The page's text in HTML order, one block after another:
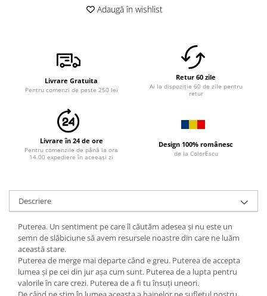
Adaugă în wishlist
Livrare Gratuita
Pentru comenzi de peste 250 lei
Retur 60 zile
Ai la dispoziție 60 de zile pentru
retur
Livrare în 24 de ore
Pentru comenzile de până la ora
14.00 expediere în aceeași zi
Design 100% românesc
de la ColorEscu
Descriere
Puterea. Un sentiment pe care îl căutăm adesea și nu este un
semn de slăbiciune să avem resursele noastre din care ne luăm
această stare.
Puterea de merge mai departe când e greu. Puterea de accepta
lumea și pe cei din jur așa cum sunt. Puterea de a lupta pentru
valorile în care crezi. Puterea de a fi tu însuți uneori.